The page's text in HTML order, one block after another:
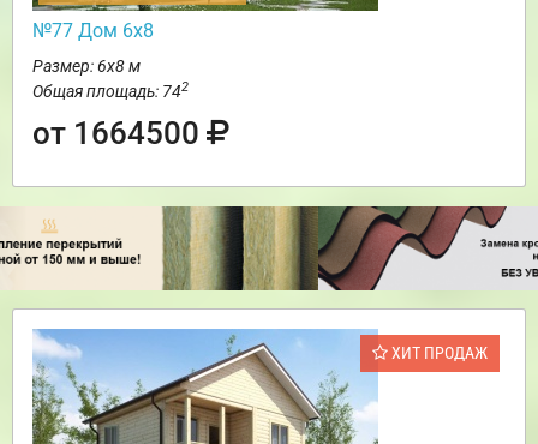
№77 Дом 6х8
Размер: 6х8 м
Общая площадь: 742
от 1664500
ХИТ ПРОДАЖ